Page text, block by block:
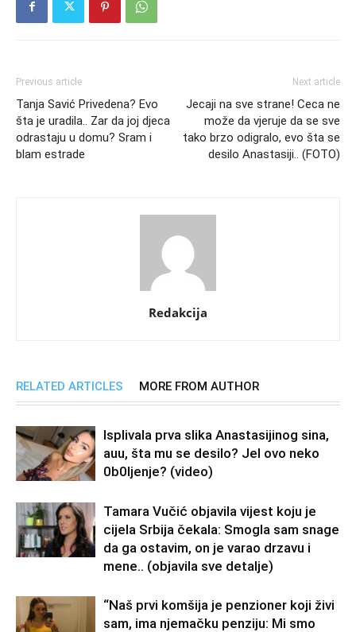
Previous article
Tanja Savić Privedena? Evo
šta je uradila.. Zar da joj djeca
odrastaju u domu? Sram i
blam estrade
Next article
Jecaji na sve strane! Ceca ne
može da vjeruje da se sve
tako brzo odigralo, evo šta se
desilo Anastasiji.. (FOTO)
Redakcija
RELATED ARTICLES MORE FROM AUTHOR
Isplivala prva slika Anastasijinog sina,
auu, šta mu se desilo? Jel ovo neko
0b0Ijenje? (video)
Tamara Vučić objavila vijest koju je
cijela Srbija čekala: Smogla sam snage
da ga ostavim, on je varao drzavu i
mene.. (objavila sve detalje)
“Naš prvi komšija je penzioner koji živi
sam, ima njemačku penziju: Mi smo